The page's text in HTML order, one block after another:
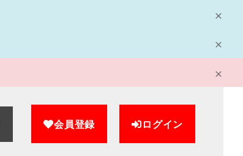
会員登録 ログイン